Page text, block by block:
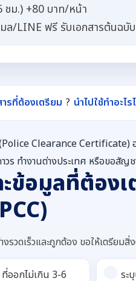
ชม.) +80 บาท/หน้า
มล/LINE ฟรี รับเอกสารต้นฉบั
ารที่ต้องเตรียม ? นำไปใช้ทำอะไร
Clearance Certificate)
วร ทำงานต่างประเทศ หรือขอสัญ
ะข้อมูลที่ต้อง
งรวดเร็วและถูกต้อง ขอให้เตรียม
ออกไม่เกิน 3-6
ระ